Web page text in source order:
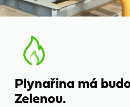
Plynařina má
Zelenou.